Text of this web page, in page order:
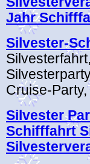
Jahr
Silvester-
Cruise-
Silvester
Schifffahrt